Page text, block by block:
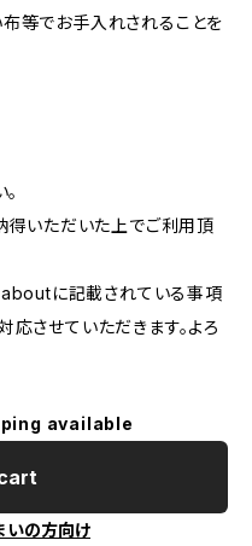
等でお手入れされることを
いただいた上でご利用頂
aboutに記載されている事項
応させていただきます。よろ
available
いの方向け